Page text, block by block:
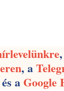
, a
és aGoogle